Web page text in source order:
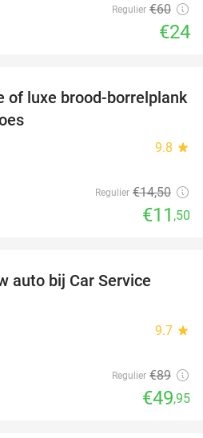
Regulier €60
€24
21%
of luxe brood-borrelplank
9.8 star
Regulier €14,50
€11 ,50
auto bij Car Service
9.7 star
Regulier €89
€49,95